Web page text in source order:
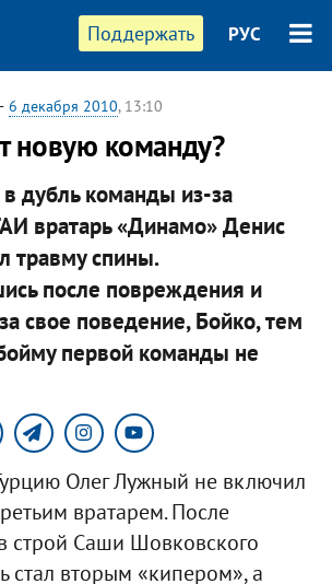
Поддержать РУС
6 декабря 2010, 13:10
новую команду?
дубль команды из-за
вратарь «Динамо»Денис
травму спины.
после повреждения и
свое поведение, Бойко, тем
первой команды не
Олег Лужный не включил
вратарем. После
строй Саши Шовковского
стал вторым «кипером», а